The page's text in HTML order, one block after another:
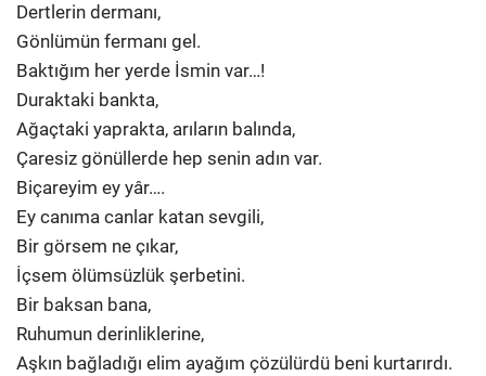
Dertlerin dermanı,
Gönlümün fermanı gel.
Baktığım her yerde İsmin var…!
Duraktaki bankta,
Ağaçtaki yaprakta, arıların balında,
Çaresiz gönüllerde hep senin adın var.
Biçareyim ey yâr….
Ey canıma canlar katan sevgili,
Bir görsem ne çıkar,
İçsem ölümsüzlük şerbetini.
Bir baksan bana,
Ruhumun derinliklerine,
Aşkın bağladığı elim ayağım çözülürdü beni kurtarırdı.